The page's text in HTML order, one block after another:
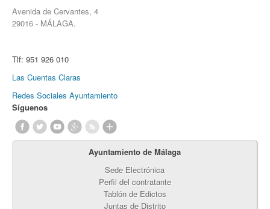
Avenida de Cervantes, 4
29016 - MÁLAGA.
Tlf: 951 926 010
Las Cuentas Claras
Redes Sociales Ayuntamiento
Síguenos
Ayuntamiento de Málaga
Sede Electrónica
Perfil del contratante
Tablón de Edictos
Juntas de Distrito